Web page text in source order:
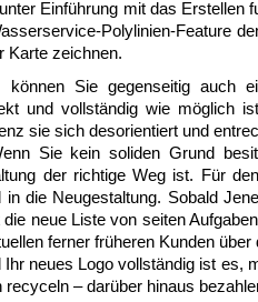
Einführung mit das Erstellen
Polylinien-Feature
Karte zeichnen.
Sie gegenseitig auch
und vollständig wie möglich
sie sich desorientiert und
Sie kein soliden Grund
der richtige Weg ist. Für
die Neugestaltung. Sobald
neue Liste von seiten
ferner früheren Kunden über
neues Logo vollständig ist es,
– darüber hinaus